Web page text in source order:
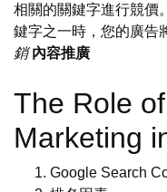
相關的關鍵字進行競價
鍵字之一時，您的廣告
銷 內容推廣
The Role
Marketing
Google Search